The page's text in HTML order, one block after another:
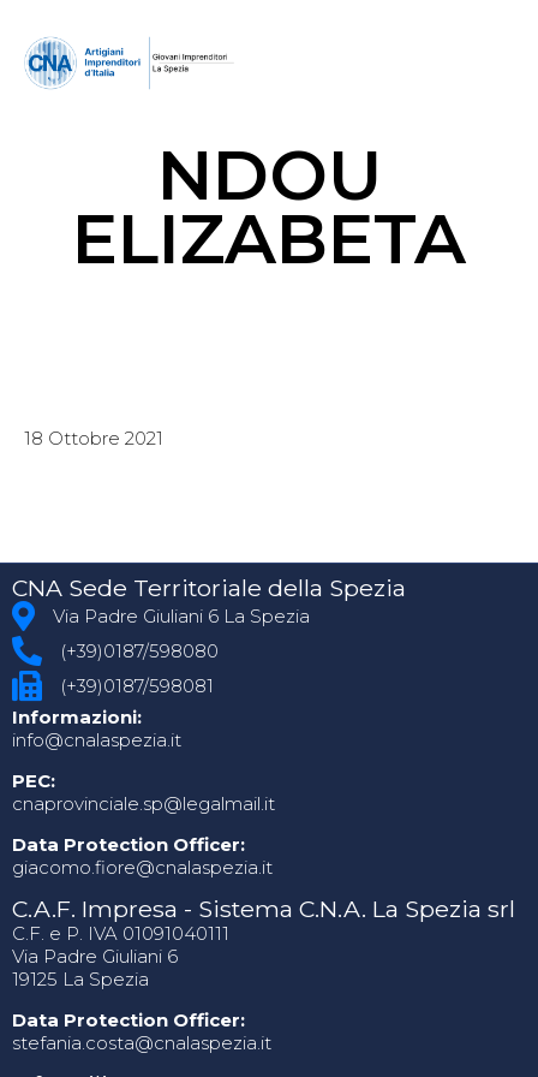
NDOU
ELIZABETA
18 Ottobre 2021
CNA Sede Territoriale della Spezia
Via Padre Giuliani 6 La Spezia
(+39)0187/598080
(+39)0187/598081
Informazioni:
info@cnalaspezia.it
PEC:
cnaprovinciale.sp@legalmail.it
Data Protection Officer:
giacomo.fiore@cnalaspezia.it
C.A.F. Impresa - Sistema C.N.A. La Spezia srl
C.F. e P. IVA 01091040111
Via Padre Giuliani 6
19125 La Spezia
Data Protection Officer:
stefania.costa@cnalaspezia.it